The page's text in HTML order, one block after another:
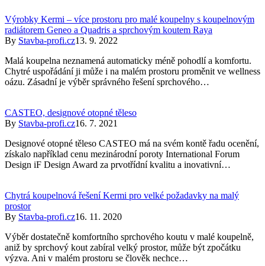
Výrobky Kermi – více prostoru pro malé koupelny s koupelnovým
radiátorem Geneo a Quadris a sprchovým koutem Raya
By Stavba-profi.cz13. 9. 2022
Malá koupelna neznamená automaticky méně pohodlí a komfortu.
Chytré uspořádání ji může i na malém prostoru proměnit ve wellness
oázu. Zásadní je výběr správného řešení sprchového…
CASTEO, designové otopné těleso
By Stavba-profi.cz16. 7. 2021
Designové otopné těleso CASTEO má na svém kontě řadu ocenění,
získalo například cenu mezinárodní poroty International Forum
Design iF Design Award za prvotřídní kvalitu a inovativní…
Chytrá koupelnová řešení Kermi pro velké požadavky na malý
prostor
By Stavba-profi.cz16. 11. 2020
Výběr dostatečně komfortního sprchového koutu v malé koupelně,
aniž by sprchový kout zabíral velký prostor, může být zpočátku
výzva. Ani v malém prostoru se člověk nechce…